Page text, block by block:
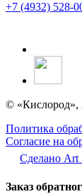
+7 (4932) 528-
© «Кислород»,
Политика
Согласие на
Сделано Аrt
Заказ